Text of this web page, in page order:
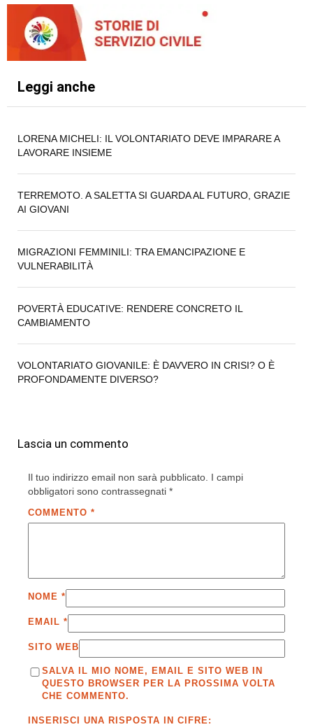
Leggi anche
LORENA MICHELI: IL VOLONTARIATO DEVE IMPARARE A
LAVORARE INSIEME
TERREMOTO. A SALETTA SI GUARDA AL FUTURO, GRAZIE
AI GIOVANI
MIGRAZIONI FEMMINILI: TRA EMANCIPAZIONE E
VULNERABILITÀ
POVERTÀ EDUCATIVE: RENDERE CONCRETO IL
CAMBIAMENTO
VOLONTARIATO GIOVANILE: È DAVVERO IN CRISI? O È
PROFONDAMENTE DIVERSO?
Lascia un commento
Il tuo indirizzo email non sarà pubblicato. I campi
obbligatori sono contrassegnati *
COMMENTO *
NOME *
EMAIL *
SITO WEB
SALVA IL MIO NOME, EMAIL E SITO WEB IN
QUESTO BROWSER PER LA PROSSIMA VOLTA
CHE COMMENTO.
INSERISCI UNA RISPOSTA IN CIFRE: